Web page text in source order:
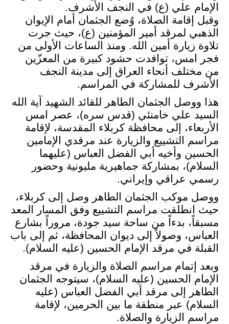
الإمام علي (ع) في النجف الأشرف.
وقبل إقامة الصلاة، وُضع الجثمان أمام الإيوان
الذهبي لمرقد أمير المؤمنين (ع)، حيث جرت
تلاوة زيارة أمين الله. ومنذ الساعات الأولى من
فجر امس، توافدت حشود كبيرة من المعزّين
من مختلف أنحاء العراق إلى مدينة النجف
الأشرف للمشاركة في المراسم.
هذا ووصل الجثمان الطاهر للقائد الشهيد آية الله
السيد علي خامنئي (قدس سره)، عصر امس
الأربعاء، إلى محافظة كربلاء المقدسة، لإقامة
مراسم التشييع والزيارة عند مرقدي الإمامين
الحسين وأخيه أبي الفضل العباس (عليهما
السلام)، بمشاركة جماهيرية مليونية وحضور
رسمي عراقي وإيراني.
ووصل موكب الجثمان الطاهر وصل إلى كربلاء،
حيث انطلقت مراسم التشييع وفق المسار المعد
مسبقاً، بدءاً من ساحة سيد جودة، مروراً بشارع
العباس، وصولاً إلى ديوان المحافظة، ثم إلى باب
القبلة في مرقد الإمام الحسين (عليه السلام).
وبعد إتمام مراسم الصلاة والزيارة في مرقد
الإمام الحسين (عليه السلام)، سيتوجه الجثمان
الطاهر إلى مرقد أبي الفضل العباس (عليه
السلام) عبر منطقة ما بين الحرمين، لإقامة
مراسم الزيارة والصلاة.